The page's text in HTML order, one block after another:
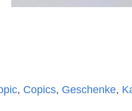
, Copics, Geschenke,